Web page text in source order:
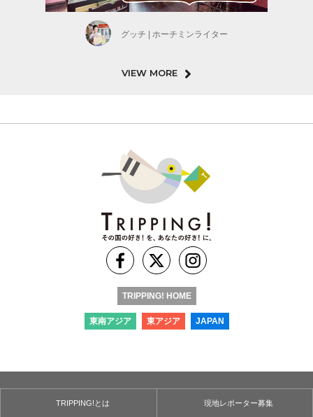
グッチ | ホーチミンライター
VIEW MORE
TRIPPING! HOME
東南アジア 東アジア JAPAN
TRIPPING!とは 現地レポーター募集